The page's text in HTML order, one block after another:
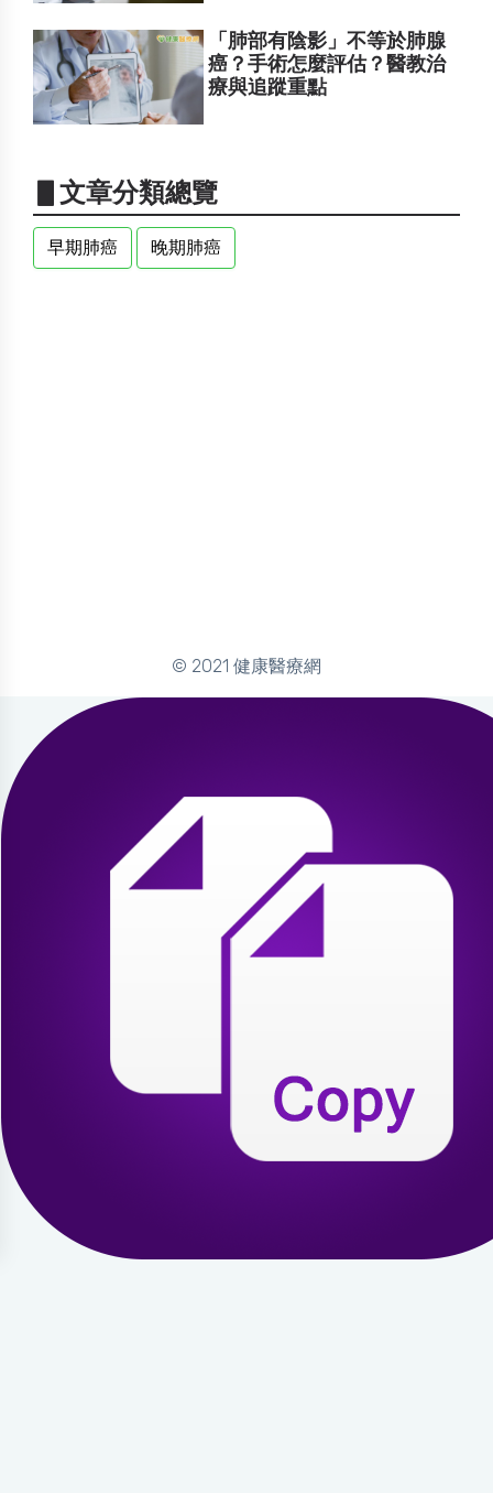
「肺部有陰影」不等於肺腺
癌？手術怎麼評估？醫教治
療與追蹤重點
▋文章分類總覽
早期肺癌 晚期肺癌
© 2021 健康醫療網